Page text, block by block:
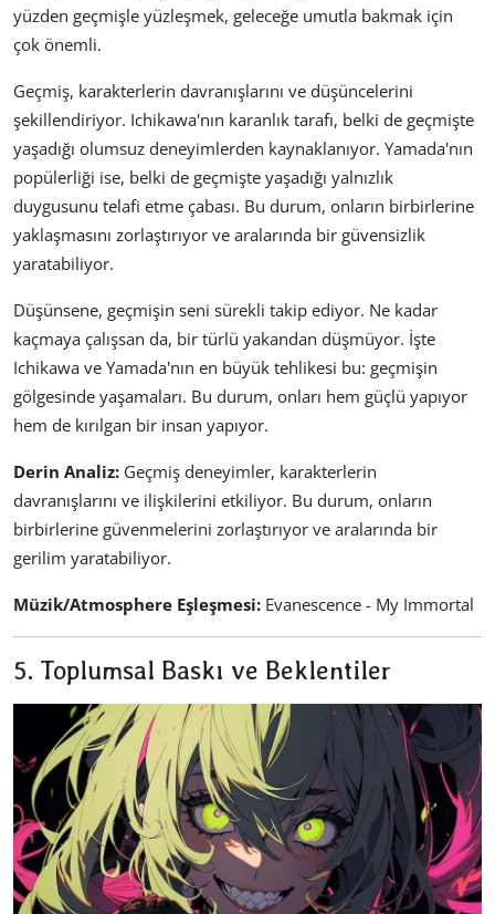
yüzden geçmişle yüzleşmek, geleceğe umutla bakmak için
çok önemli.
Geçmiş, karakterlerin davranışlarını ve düşüncelerini
şekillendiriyor. Ichikawa'nın karanlık tarafı, belki de geçmişte
yaşadığı olumsuz deneyimlerden kaynaklanıyor. Yamada'nın
popülerliği ise, belki de geçmişte yaşadığı yalnızlık
duygusunu telafi etme çabası. Bu durum, onların birbirlerine
yaklaşmasını zorlaştırıyor ve aralarında bir güvensizlik
yaratabiliyor.
Düşünsene, geçmişin seni sürekli takip ediyor. Ne kadar
kaçmaya çalışsan da, bir türlü yakandan düşmüyor. İşte
Ichikawa ve Yamada'nın en büyük tehlikesi bu: geçmişin
gölgesinde yaşamaları. Bu durum, onları hem güçlü yapıyor
hem de kırılgan bir insan yapıyor.
Derin Analiz: Geçmiş deneyimler, karakterlerin
davranışlarını ve ilişkilerini etkiliyor. Bu durum, onların
birbirlerine güvenmelerini zorlaştırıyor ve aralarında bir
gerilim yaratabiliyor.
Müzik/Atmosphere Eşleşmesi: Evanescence - My Immortal
5. Toplumsal Baskı ve Beklentiler